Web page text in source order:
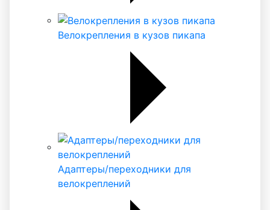
Велокрепления в кузов пикапа
Адаптеры/переходники для
велокреплений